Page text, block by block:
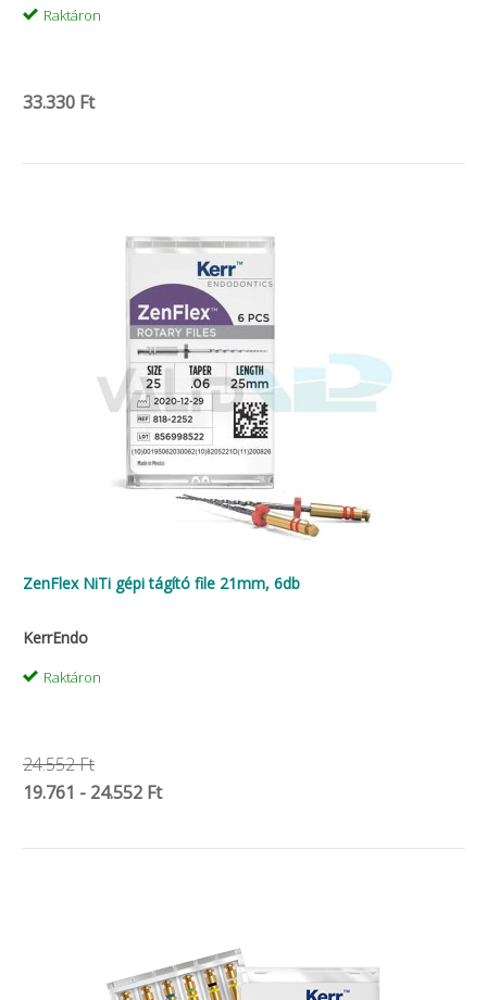
Raktáron
33.330 Ft
ZenFlex NiTi gépi tágító file 21mm, 6db
KerrEndo
Raktáron
24.552 Ft
19.761 - 24.552 Ft